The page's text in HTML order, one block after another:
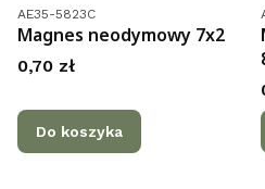
Kod produktu
AE35-5823C
Magnes neodymowy 7x2
Cena
0,70 zł
Do koszyka